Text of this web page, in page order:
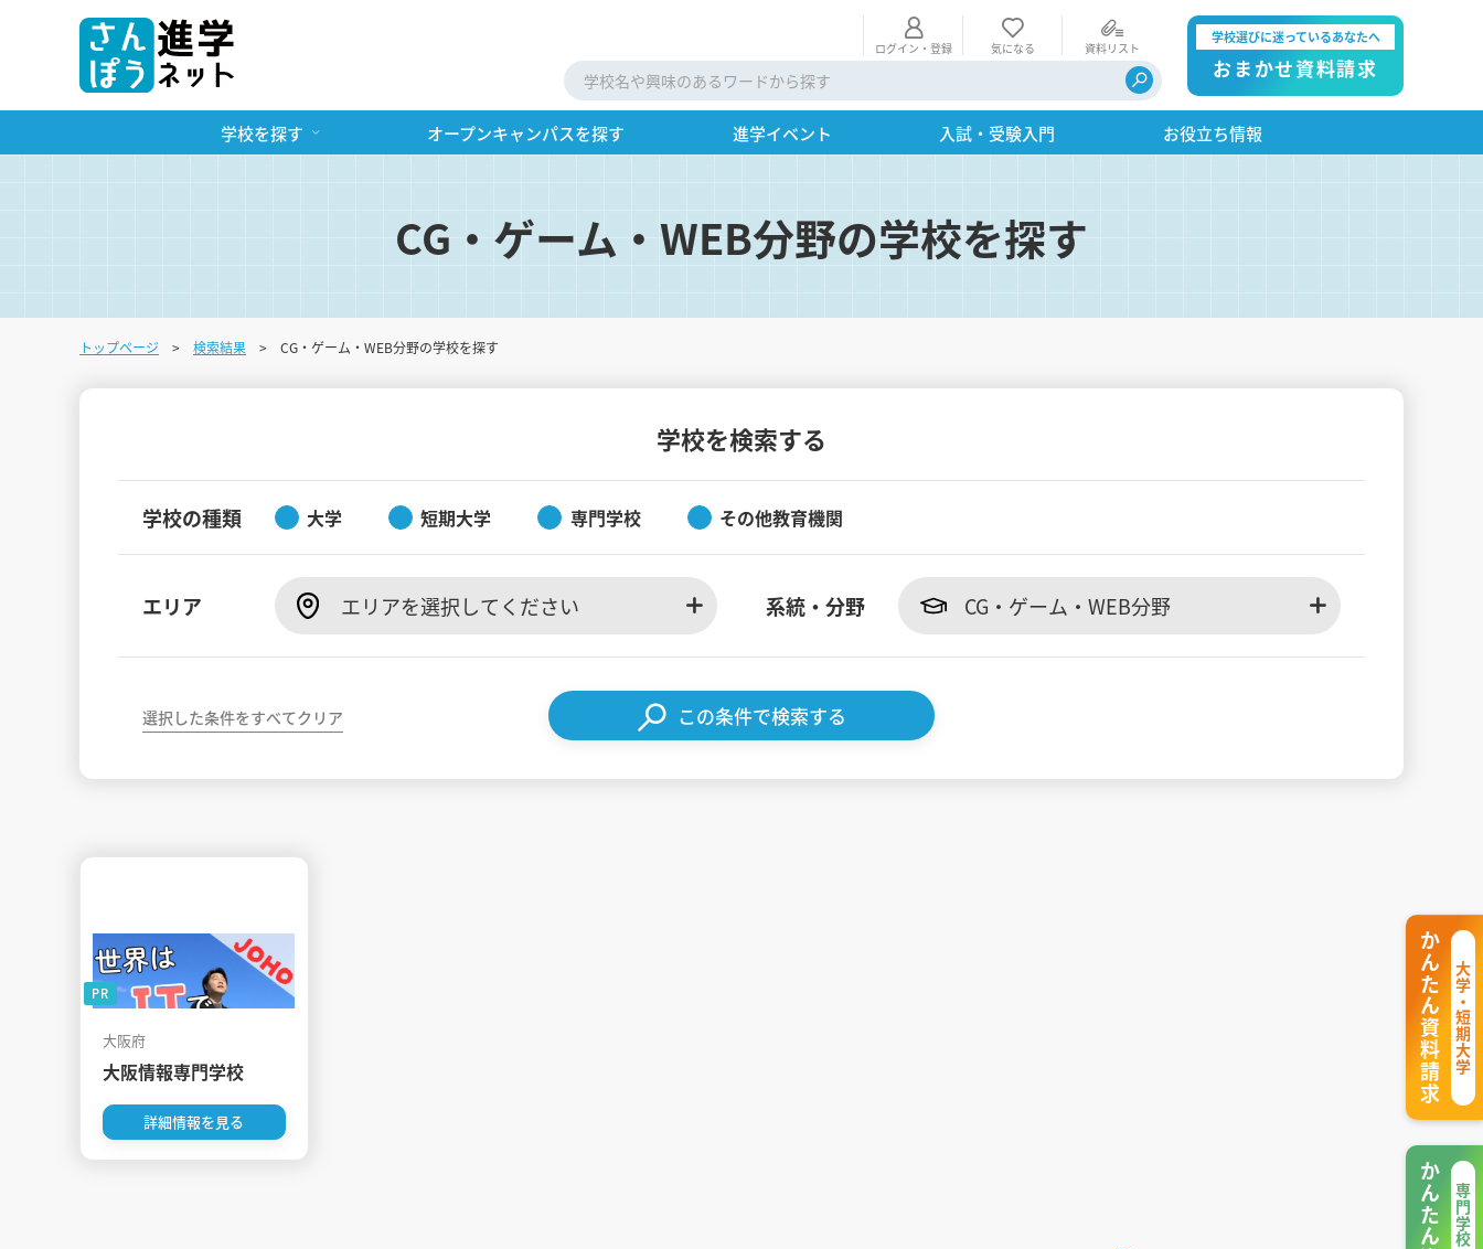
ログイン・登録 気になる 資料リスト
学校選びに迷っているあなたへ
おまかせ資料請求
学校を探す オープンキャンパスを探す 進学イベント 入試・受験入門 お役立ち情報
CG・ゲーム・WEB分野の学校を探す
トップページ 検索結果 CG・ゲーム・WEB分野の学校を探す
学校を検索する
学校の種類 大学 短期大学 専門学校 その他教育機関
エリア エリアを選択してください 系統・分野 CG・ゲーム・WEB分野
この条件で検索する
選択した条件をすべてクリア
大阪府
大阪情報専門学校
詳細情報を見る
PR 大学・短期大学
かんたん資料請求